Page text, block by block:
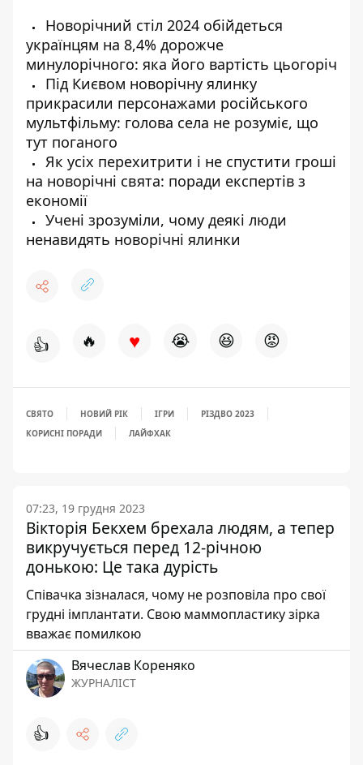
Новорічний стіл 2024 обійдеться
українцям на 8,4% дорожче
минулорічного: яка його вартість цьогоріч
Під Києвом новорічну ялинку
прикрасили персонажами російського
мультфільму: голова села не розуміє, що
тут поганого
Як усіх перехитрити і не спустити гроші
на новорічні свята: поради експертів з
економії
Учені зрозуміли, чому деякі люди
ненавидять новорічні ялинки
👍 🔥 ♥ 😭 😆 😡
СВЯТО НОВИЙ РІК ІГРИ
РІЗДВО 2023
КОРИСНІ ПОРАДИ
ЛАЙФХАК
07:23, 19 грудня 2023
Вікторія Бекхем брехала людям, а тепер
викручується перед 12-річною
донькою: Це така дурість
Співачка зізналася, чому не розповіла про свої
грудні імплантати. Свою маммопластику зірка
вважає помилкою
Вячеслав Кореняко
ЖУРНАЛІСТ
👍